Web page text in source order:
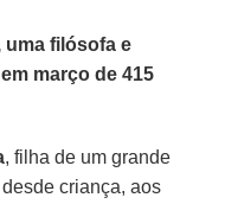
uma filósofa e
março de 415
, filha de um grande
criança, aos